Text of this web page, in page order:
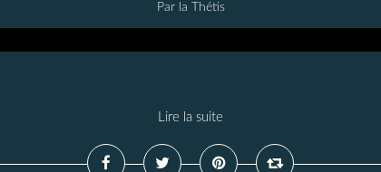
Par la Thétis
Lire la suite